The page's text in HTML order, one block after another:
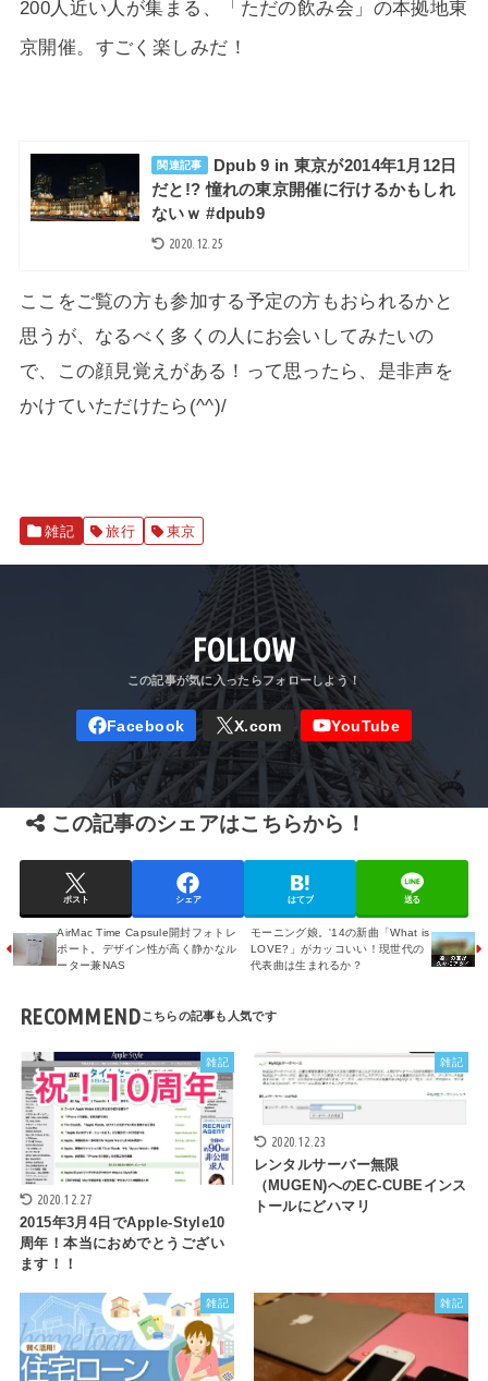
200人近い人が集まる、「ただの飲み会」の本拠地東
京開催。すごく楽しみだ！
関連記事
Dpub 9 in 東京が2014年1月12日
だと!? 憧れの東京開催に行けるかもしれ
ないｗ #dpub9
2020.12.25
ここをご覧の方も参加する予定の方もおられるかと
思うが、なるべく多くの人にお会いしてみたいの
で、この顔見覚えがある！って思ったら、是非声を
かけていただけたら(^^)/
雑記 旅行 東京
FOLLOW
この記事のシェアはこちらから！
ポスト シェア はてブ 送る
AirMac Time Capsule開封フォトレ
ポート。デザイン性が高く静かなル
ーター兼NAS
モーニング娘。'14の新曲「What is
LOVE?」がカッコいい！現世代の
代表曲は生まれるか？
RECOMMEND
雑記
2020.12.27
2015年3月4日でApple-Style10
周年！本当におめでとうござい
ます！！
雑記
2020.12.23
レンタルサーバー無限
（MUGEN)へのEC-CUBEインス
トールにどハマリ
雑記 雑記